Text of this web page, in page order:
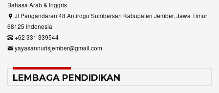
Bahasa Arab & Inggris
Jl Pangandaran 48 Antirogo Sumbersari Kabupaten Jember, Jawa Timur
68125 Indonesia
+62 331 339544
yayasannurisjember@gmail.com
LEMBAGA PENDIDIKAN